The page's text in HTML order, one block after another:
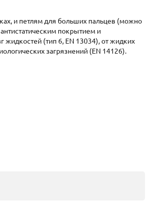
и петлям для больших пальцев (можно
покрытием и
(тип 6, EN 13034), от жидких
загрязнений (EN 14126).